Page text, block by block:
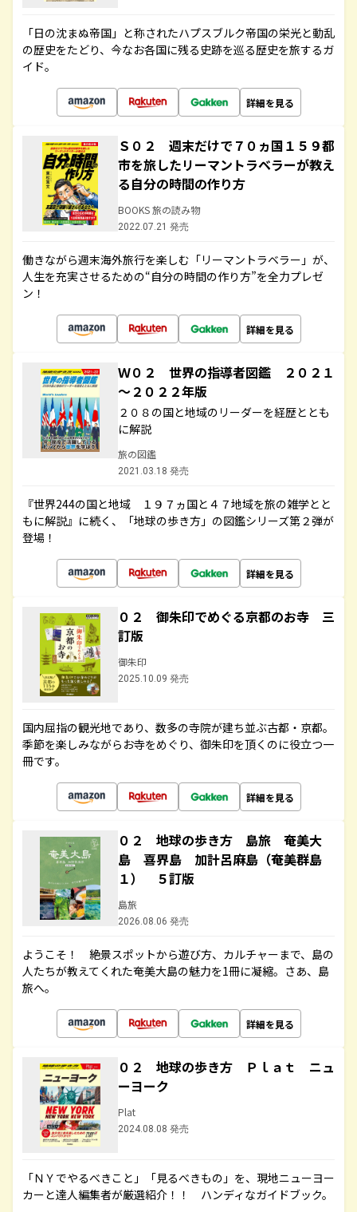
「日の沈まぬ帝国」と称されたハプスブルク帝国の栄光と動乱
の歴史をたどり、今なお各国に残る史跡を巡る歴史を旅するガ
イド。
詳細を見る
Ｓ０２ 週末だけで７０ヵ国１５９都
市を旅したリーマントラベラーが教え
る自分の時間の作り方
BOOKS 旅の読み物
2022.07.21 発売
働きながら週末海外旅行を楽しむ「リーマントラベラー」が、
人生を充実させるための“自分の時間の作り方”を全力プレゼ
ン！
詳細を見る
Ｗ０２ 世界の指導者図鑑 ２０２１
～２０２２年版
２０８の国と地域のリーダーを経歴ととも
に解説
旅の図鑑
2021.03.18 発売
『世界244の国と地域 １９７ヵ国と４７地域を旅の雑学とと
もに解説』に続く、「地球の歩き方」の図鑑シリーズ第２弾が
登場！
詳細を見る
０２ 御朱印でめぐる京都のお寺 三
訂版
御朱印
2025.10.09 発売
国内屈指の観光地であり、数多の寺院が建ち並ぶ古都・京都。
季節を楽しみながらお寺をめぐり、御朱印を頂くのに役立つ一
冊です。
詳細を見る
０２ 地球の歩き方 島旅 奄美大
島 喜界島 加計呂麻島（奄美群島
１） ５訂版
島旅
2026.08.06 発売
ようこそ！ 絶景スポットから遊び方、カルチャーまで、島の
人たちが教えてくれた奄美大島の魅力を1冊に凝縮。さあ、島
旅へ。
詳細を見る
０２ 地球の歩き方 Ｐｌａｔ ニュ
ーヨーク
Plat
2024.08.08 発売
「ＮＹでやるべきこと」「見るべきもの」を、現地ニューヨー
カーと達人編集者が厳選紹介！！ ハンディなガイドブック。